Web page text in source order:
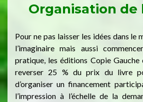
Organisation de
Pour ne pas laisser les idées dans le
l’imaginaire mais aussi
pratique, les éditions Copie
reverser 25 % du prix du livre
d’organiser un financement
l’impression à l’échelle de la